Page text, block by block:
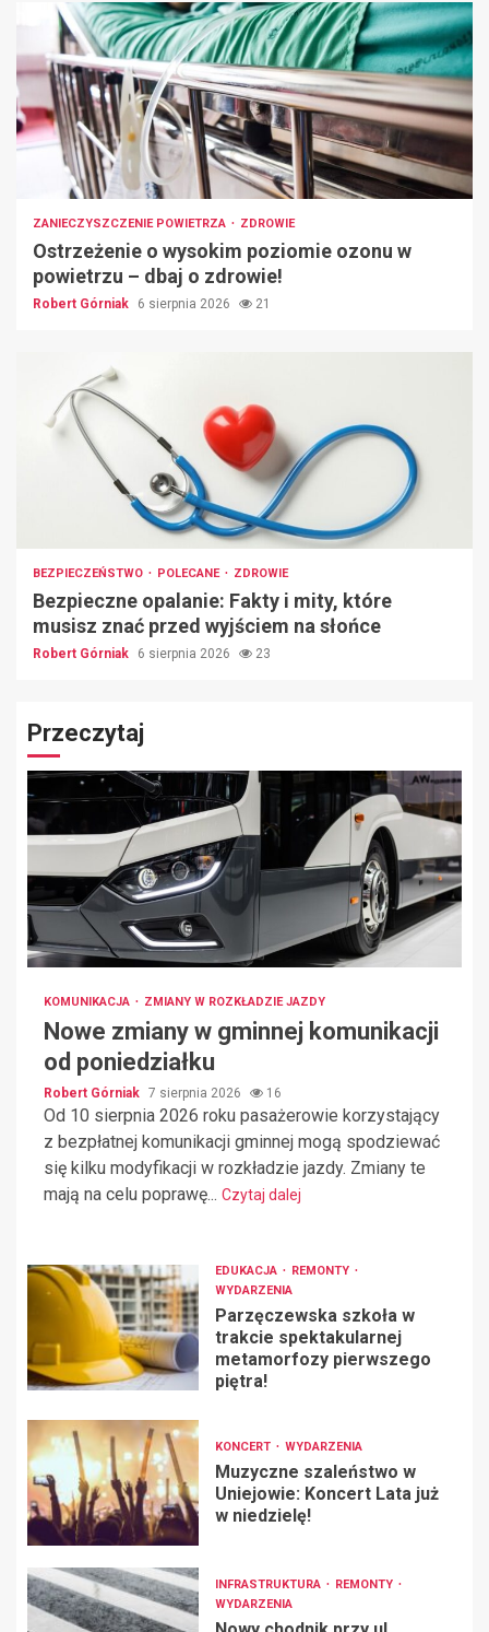
ZANIECZYSZCZENIE POWIETRZA ZDROWIE
Ostrzeżenie o wysokim poziomie ozonu w
powietrzu – dbaj o zdrowie!
Robert Górniak 6 sierpnia 2026 21
BEZPIECZEŃSTWO POLECANE ZDROWIE
Bezpieczne opalanie: Fakty i mity, które
musisz znać przed wyjściem na słońce
Robert Górniak 6 sierpnia 2026 23
Przeczytaj
KOMUNIKACJA ZMIANY W ROZKŁADZIE JAZDY
Nowe zmiany w gminnej komunikacji
od poniedziałku
Robert Górniak 7 sierpnia 2026 16
Od 10 sierpnia 2026 roku pasażerowie korzystający
z bezpłatnej komunikacji gminnej mogą spodziewać
się kilku modyfikacji w rozkładzie jazdy. Zmiany te
mają na celu poprawę... Czytaj dalej
EDUKACJA
REMONTY
WYDARZENIA
Parzęczewska szkoła w
trakcie spektakularnej
metamorfozy pierwszego
piętra!
KONCERT WYDARZENIA
Muzyczne szaleństwo w
Uniejowie: Koncert Lata już
w niedzielę!
INFRASTRUKTURA
REMONTY
WYDARZENIA